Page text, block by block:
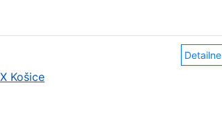
Košice
Detailne